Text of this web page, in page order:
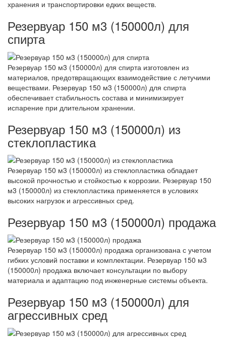
хранения и транспортировки едких веществ.
Резервуар 150 м3 (150000л) для
спирта
Резервуар 150 м3 (150000л) для спирта изготовлен из
материалов, предотвращающих взаимодействие с летучими
веществами. Резервуар 150 м3 (150000л) для спирта
обеспечивает стабильность состава и минимизирует
испарение при длительном хранении.
Резервуар 150 м3 (150000л) из
стеклопластика
Резервуар 150 м3 (150000л) из стеклопластика обладает
высокой прочностью и стойкостью к коррозии. Резервуар 150
м3 (150000л) из стеклопластика применяется в условиях
высоких нагрузок и агрессивных сред.
Резервуар 150 м3 (150000л) продажа
Резервуар 150 м3 (150000л) продажа организована с учетом
гибких условий поставки и комплектации. Резервуар 150 м3
(150000л) продажа включает консультации по выбору
материала и адаптацию под инженерные системы объекта.
Резервуар 150 м3 (150000л) для
агрессивных сред